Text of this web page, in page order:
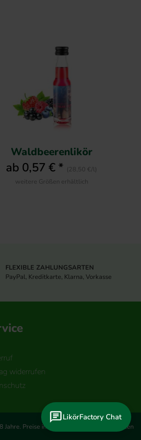
Waldbeerenlikör
ab 0,57 € * (28,50 €/l)
weitere Größen erhältlich
FLEXIBLE ZAHLUNGSARTEN
PayPal, Kreditkarte, Klarna, Vorkasse
widerrufen
Preise inkl. MwSt., zzgl. Versandkosten
LikörFactory Chat